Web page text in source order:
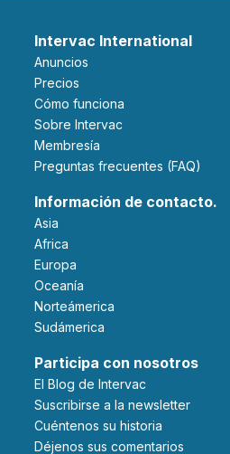
Intervac International
Anuncios
Precios
Cómo funciona
Sobre Intervac
Membresía
Preguntas frecuentes (FAQ)
Información de contacto.
Asia
Africa
Europa
Oceanía
Norteámerica
Sudámerica
Participa con nosotros
El Blog de Intervac
Suscribirse a la newsletter
Cuéntenos su historia
Déjenos sus comentarios